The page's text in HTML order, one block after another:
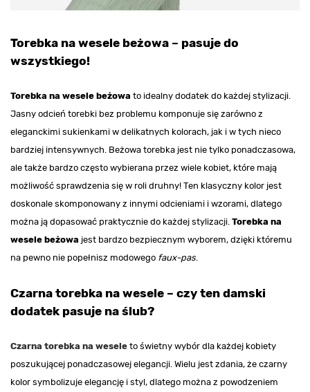
Torebka na wesele beżowa – pasuje do
wszystkiego!
Torebka na wesele beżowa to idealny dodatek do każdej stylizacji.
Jasny odcień torebki bez problemu komponuje się zarówno z
eleganckimi sukienkami w delikatnych kolorach, jak i w tych nieco
bardziej intensywnych. Beżowa torebka jest nie tylko ponadczasowa,
ale także bardzo często wybierana przez wiele kobiet, które mają
możliwość sprawdzenia się w roli druhny! Ten klasyczny kolor jest
doskonale skomponowany z innymi odcieniami i wzorami, dlatego
można ją dopasować praktycznie do każdej stylizacji. Torebka na
wesele beżowa jest bardzo bezpiecznym wyborem, dzięki któremu
na pewno nie popełnisz modowego faux-pas.
Czarna torebka na wesele – czy ten damski
dodatek pasuje na ślub?
Czarna torebka na wesele to świetny wybór dla każdej kobiety
poszukującej ponadczasowej elegancji. Wielu jest zdania, że czarny
kolor symbolizuje elegancję i styl, dlatego można z powodzeniem